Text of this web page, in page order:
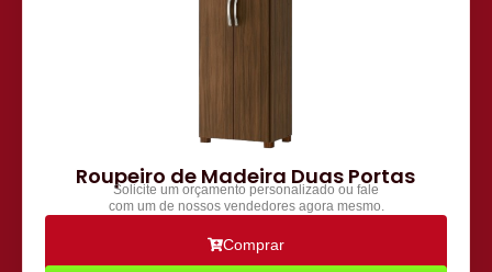
Roupeiro de Madeira Duas Portas
Solicite um orçamento personalizado ou fale
com um de nossos vendedores agora mesmo.
Comprar